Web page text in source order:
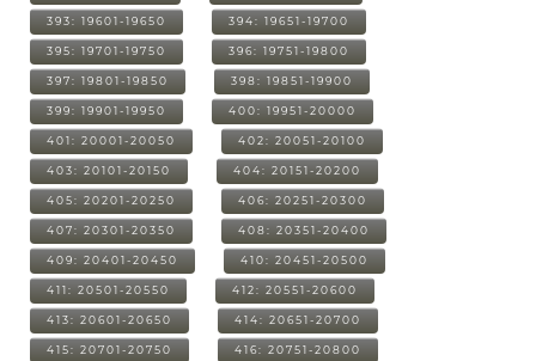
393: 19601-19650 394: 19651-19700
395: 19701-19750 396: 19751-19800
397: 19801-19850 398: 19851-19900
399: 19901-19950 400: 19951-20000
401: 20001-20050 402: 20051-20100
403: 20101-20150 404: 20151-20200
405: 20201-20250 406: 20251-20300
407: 20301-20350 408: 20351-20400
409: 20401-20450 410: 20451-20500
411: 20501-20550 412: 20551-20600
413: 20601-20650 414: 20651-20700
415: 20701-20750 416: 20751-20800